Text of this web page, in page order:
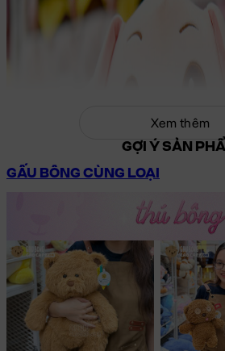
Xem thêm
GỢI Ý SẢN
GẤU BÔNG CÙNG LOẠI